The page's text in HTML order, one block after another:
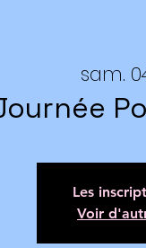
sam.
Les
Voir